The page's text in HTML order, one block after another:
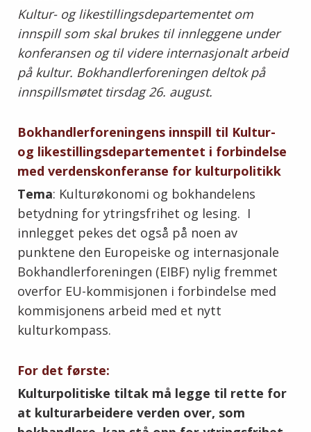
Kultur- og likestillingsdepartementet om
innspill som skal brukes til innleggene under
konferansen og til videre internasjonalt arbeid
på kultur. Bokhandlerforeningen deltok på
innspillsmøtet tirsdag 26. august.
Bokhandlerforeningens innspill til Kultur-
og likestillingsdepartementet i forbindelse
med verdenskonferanse for kulturpolitikk
Tema: Kulturøkonomi og bokhandelens
betydning for ytringsfrihet og lesing. I
innlegget pekes det også på noen av
punktene den Europeiske og internasjonale
Bokhandlerforeningen (EIBF) nylig fremmet
overfor EU-kommisjonen i forbindelse med
kommisjonens arbeid med et nytt
kulturkompass.
For det første:
Kulturpolitiske tiltak må legge til rette for
at kulturarbeidere verden over, som